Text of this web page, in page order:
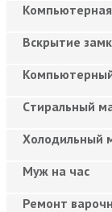
Вскрытие
Cтиральный
Холодильный
Муж на час
Ремонт